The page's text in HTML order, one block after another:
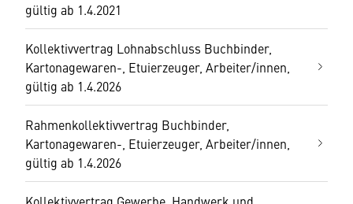
gültig ab 1.4.2021
Kollektivvertrag Lohnabschluss Buchbinder,
Kartonagewaren-, Etuierzeuger, Arbeiter/innen,
gültig ab 1.4.2026
Rahmenkollektivvertrag Buchbinder,
Kartonagewaren-, Etuierzeuger, Arbeiter/innen,
gültig ab 1.4.2026